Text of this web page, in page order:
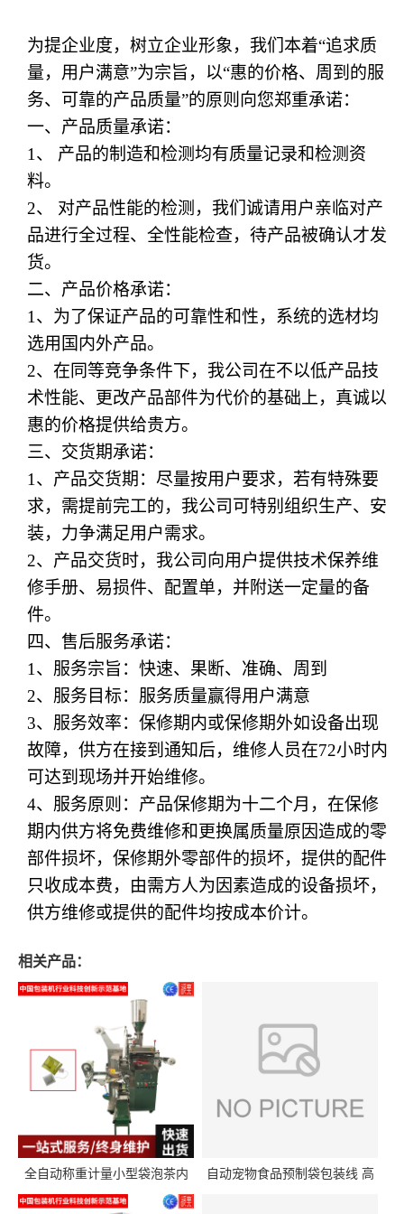
为提企业度，树立企业形象，我们本着“追求质
量，用户满意”为宗旨，以“惠的价格、周到的服
务、可靠的产品质量”的原则向您郑重承诺：
一、产品质量承诺：
1、 产品的制造和检测均有质量记录和检测资
料。
2、 对产品性能的检测，我们诚请用户亲临对产
品进行全过程、全性能检查，待产品被确认才发
货。
二、产品价格承诺：
1、为了保证产品的可靠性和性，系统的选材均
选用国内外产品。
2、在同等竞争条件下，我公司在不以低产品技
术性能、更改产品部件为代价的基础上，真诚以
惠的价格提供给贵方。
三、交货期承诺：
1、产品交货期：尽量按用户要求，若有特殊要
求，需提前完工的，我公司可特别组织生产、安
装，力争满足用户需求。
2、产品交货时，我公司向用户提供技术保养维
修手册、易损件、配置单，并附送一定量的备
件。
四、售后服务承诺：
1、服务宗旨：快速、果断、准确、周到
2、服务目标：服务质量赢得用户满意
3、服务效率：保修期内或保修期外如设备出现
故障，供方在接到通知后，维修人员在72小时内
可达到现场并开始维修。
4、服务原则：产品保修期为十二个月，在保修
期内供方将免费维修和更换属质量原因造成的零
部件损坏，保修期外零部件的损坏，提供的配件
只收成本费，由需方人为因素造成的设备损坏，
供方维修或提供的配件均按成本价计。
相关产品：
全自动称重计量小型袋泡茶内
外袋包装机三角包茶叶包装机
自动宠物食品预制袋包装线 高